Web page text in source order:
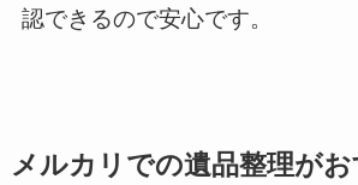
認できるので安心です。
メルカリでの遺品整理が